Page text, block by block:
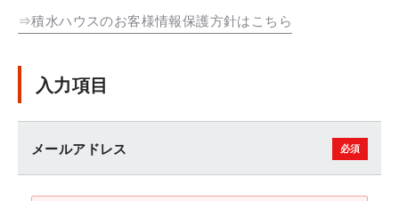
⇒積水ハウスのお客様情報保護方針はこちら
入力項目
メールアドレス